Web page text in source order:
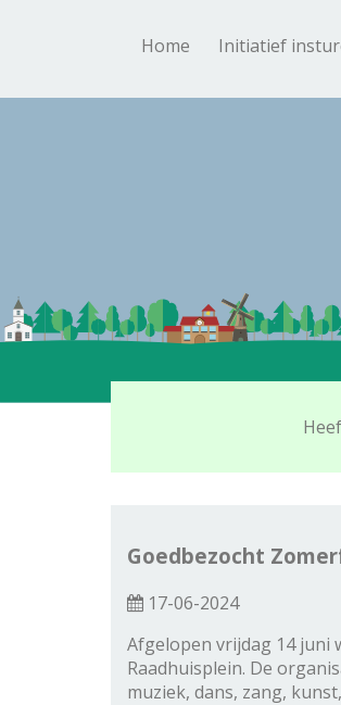
Home Initiatief
Goedbezocht
17-06-2024
Afgelopen vrijdag 14 juni
Raadhuisplein. De
muziek, dans, zang,